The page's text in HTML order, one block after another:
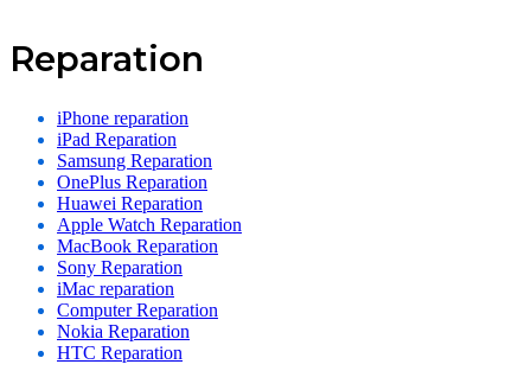
Reparation
iPhone reparation
iPad Reparation
Samsung Reparation
OnePlus Reparation
Huawei Reparation
Apple Watch Reparation
MacBook Reparation
Sony Reparation
iMac reparation
Computer Reparation
Nokia Reparation
HTC Reparation